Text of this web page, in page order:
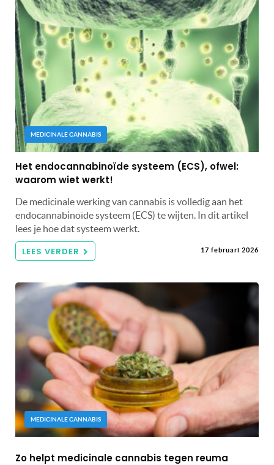
MEDICINALE CANNABIS
Het endocannabinoïde systeem (ECS), ofwel:
waarom wiet werkt!
De medicinale werking van cannabis is volledig aan het
endocannabinoïde systeem (ECS) te wijten. In dit artikel
lees je hoe dat systeem werkt.
LEES VERDER 17 februari 2026
MEDICINALE CANNABIS
Zo helpt medicinale cannabis tegen reuma